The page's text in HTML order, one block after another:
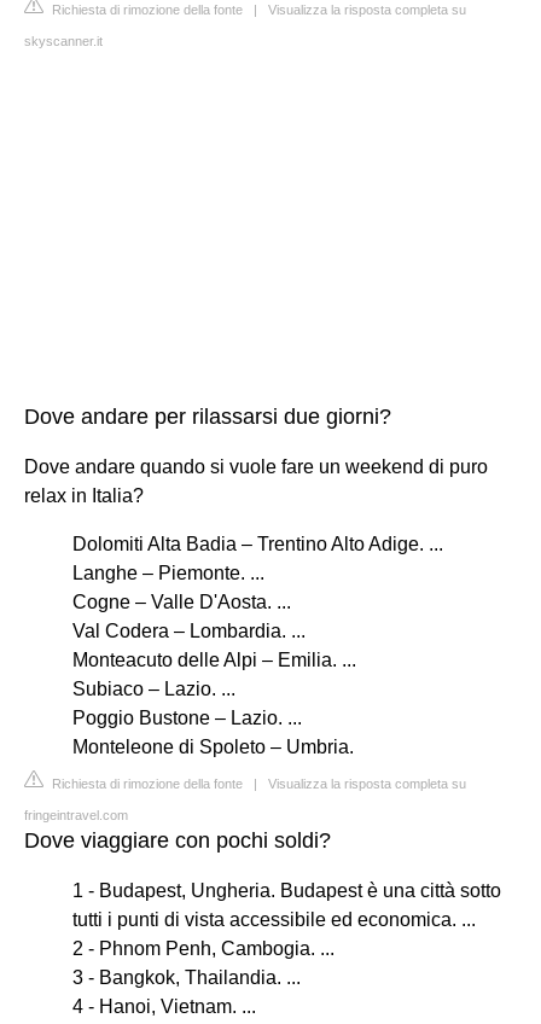
Richiesta di rimozione della fonte | Visualizza la risposta completa su
skyscanner.it
Dove andare per rilassarsi due giorni?
Dove andare quando si vuole fare un weekend di puro
relax in Italia?
Dolomiti Alta Badia – Trentino Alto Adige. ...
Langhe – Piemonte. ...
Cogne – Valle D'Aosta. ...
Val Codera – Lombardia. ...
Monteacuto delle Alpi – Emilia. ...
Subiaco – Lazio. ...
Poggio Bustone – Lazio. ...
Monteleone di Spoleto – Umbria.
Richiesta di rimozione della fonte | Visualizza la risposta completa su
fringeintravel.com
Dove viaggiare con pochi soldi?
1 - Budapest, Ungheria. Budapest è una città sotto
tutti i punti di vista accessibile ed economica. ...
2 - Phnom Penh, Cambogia. ...
3 - Bangkok, Thailandia. ...
4 - Hanoi, Vietnam. ...